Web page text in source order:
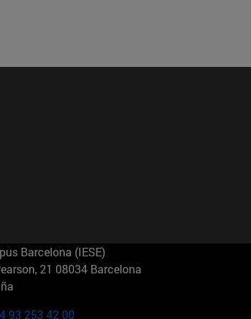
Barcelona (IESE)
21 08034 Barcelona
93 253 42 00